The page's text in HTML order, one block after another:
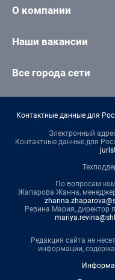
О компании
Наши вакансии
Все города сети
Контактные данные для
Электронный
Контактные данные для
По вопросам
Жапарова Жанна,
Ревина Мария, директор
Редакция сайта не
информации,